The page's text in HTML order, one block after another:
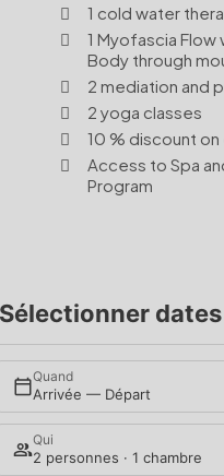
1 cold water
1 Myofascia
Body through
2 mediation and
2 yoga classes
10 % discount
Access to Spa
Program
Sélectionner
Quand
Arrivée — Départ
Qui
2 personnes · 1 chambre